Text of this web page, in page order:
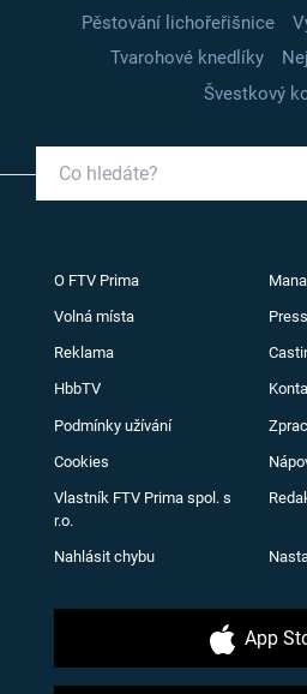
Pěstování lichořeřišnice
Tvarohové knedlíky
Švestkový
O FTV Prima
Volná místa Press
Reklama
HbbTV
Podmínky užívání
Cookies
Vlastník FTV Prima spol. s
r.o.
Nahlásit chybu
App